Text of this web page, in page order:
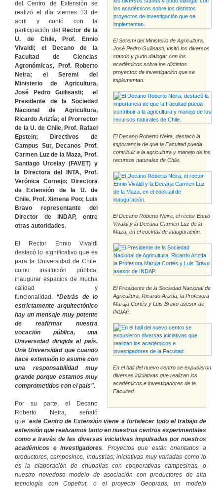
El Seremi del Ministerio de Agricultura,
José Pedro Guilisasti, visitó los diversos
stands y pudo dialogar con los
académicos sobre los distintos
proyectos de investigación que se
implementan.
El Decano Roberto Neira, destacó la
importancia de que la Facultad pueda
contribuir a la agricultura y manejo de los
recursos naturales de Chile.
El Decano Roberto Neira, el rector Ennio
Vivaldi y la Decana Carmen Luz de la
Maza, en el cocktail de inauguración.
El Presidente de la Sociedad Nacional de
Agricultura, Ricardo Ariztía, la Profesora
Maruja Cortés y Luis Bravo asesor de
INDAP.
En el hall del nuevo centro se expusieron
diversas iniciativas que realizan los
académicos e investigadores de la
Facultad.
del Centro de Extensión se
realizó el día viernes 13 de
abril y contó con la
participación del Rector de la
U. de Chile, Prof. Ennio
Vivaldi; el Decano de la
Facultad de Ciencias
Agronómicas, Prof. Roberto
Neira; el Seremi del
Ministerio de Agricultura,
José Pedro Guilisasti; el
Presidente de la Sociedad
Nacional de Agricultura,
Ricardo Ariztía; el Prorrector
de la U. de Chile, Prof. Rafael
Epstein; Directivos de
Campus Sur, Decanos Prof.
Carmen Luz de la Maza, Prof.
Santiago Urcelay (FAVET) y
la Directora del INTA, Prof.
Verónica Cornejo; Directora
de Extensión de la U. de
Chile, Prof. Ximena Poo; Luis
Bravo representante del
Director de INDAP, entre
otras autoridades.
El Rector Ennio Vivaldi
destacó lo significativo que es
para la Universidad de Chile,
como institución pública,
inaugurar espacios de mucha
calidad y
funcionalidad. “Detrás de lo
estrictamente arquitectónico
hay un mensaje muy potente
de reafirmar nuestra
vocación pública, una
Universidad dirigida al país.
Una Universidad que cuando
hace extensión lo asume con
una responsabilidad muy
grande porque estamos muy
comprometidos con el país”.
Por su parte, el Decano
Roberto Neira, señaló
que “este Centro de Extensión viene a fortalecer todo el trabajo de
extensión que realizamos tanto en nuestros centros experimentales
como a través de las diversas iniciativas impulsadas por nuestros
académicos e investigadores. Proyectos que están orientados a
productores, campesinos, industrias; iniciativas muy variadas como lo
es la elaboración de chupallas con cooperativas campesinas, o
nuestro novedoso modelo de asociación con productores de alta
tecnología con Copefrut, o el proyecto Geoprads, un modelo